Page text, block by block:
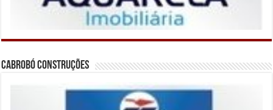
Cabrobó Construções